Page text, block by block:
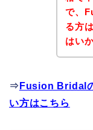
で、
る方
はい
⇒ Fusion Bridal
い方はこちら